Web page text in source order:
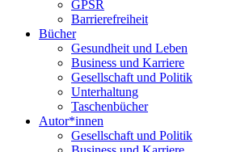
GPSR
Barrierefreiheit
Bücher
Gesundheit und Leben
Business und Karriere
Gesellschaft und Politik
Unterhaltung
Taschenbücher
Autor*innen
Gesellschaft und Politik